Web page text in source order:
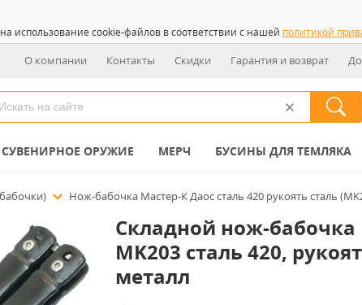
использование cookie-файлов в соответствии с нашей политикой
О компании Контакты Скидки Гарантия и возврат
СУВЕНИРНОЕ ОРУЖИЕ МЕРЧ БУСИНЫ ДЛЯ ТЕМЛЯКА
Нож-бабочка Мастер-К Даос сталь 420 рукоять сталь
Складной нож-бабочка
MK203 сталь 420,
металл